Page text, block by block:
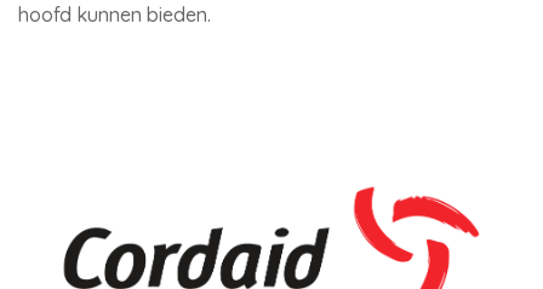
hoofd kunnen bieden.